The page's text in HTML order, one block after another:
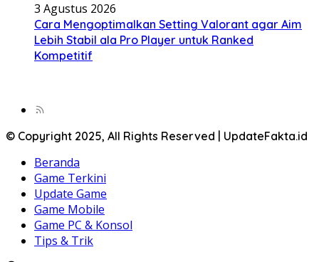
3 Agustus 2026
Cara Mengoptimalkan Setting Valorant agar Aim
Lebih Stabil ala Pro Player untuk Ranked
Kompetitif
© Copyright 2025, All Rights Reserved | UpdateFakta.id
Beranda
Game Terkini
Update Game
Game Mobile
Game PC & Konsol
Tips & Trik